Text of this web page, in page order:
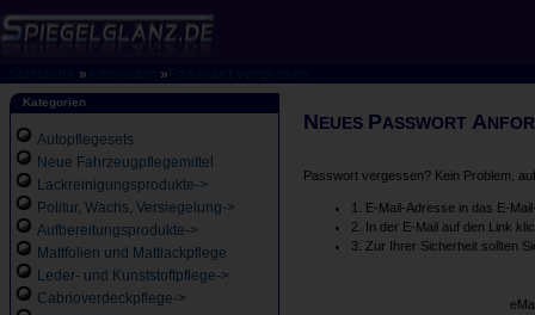
» »
Kategorien
Autopflegesets
Neue Fahrzeugpflegemittel
Lackreinigungsprodukte->
Politur, Wachs, Versiegelung->
Aufbereitungsprodukte->
Mattfolien und Mattlackpflege
Leder- und Kunststoffpflege->
Cabrioverdeckpflege->
NEUES PASSWORT A
Passwort vergessen? Kein Problem,
1. E-Mail-Adresse in das E-
2. In der E-Mail auf den Link
3. Zur Ihrer Sicherheit sollten